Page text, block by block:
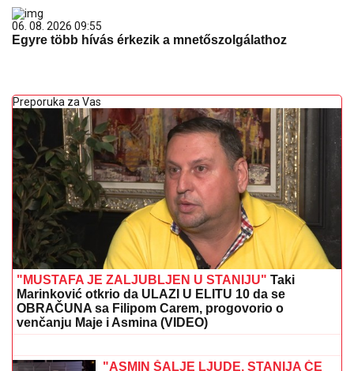
06. 08. 2026 09:55
Egyre több hívás érkezik a mnetőszolgálathoz
Preporuka za Vas
"MUSTAFA JE ZALJUBLJEN U STANIJU" Taki
Marinković otkrio da ULAZI U ELITU 10 da se
OBRAČUNA sa Filipom Carem, progovorio o
venčanju Maje i Asmina (VIDEO)
Provodio se na plaži sa Milicom